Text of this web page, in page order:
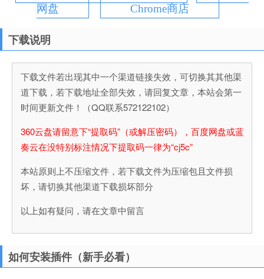
网盘
Chrome商店
下载说明
下载文件若出现其中一个渠道链接失效，可切换其其他渠
道下载，若下载地址全部失效，请回复文章，本站会第一
时间更新文件！（QQ联系572122102）
360云盘请留意下“提取码”（或解压密码），百度网盘或蓝
奏云在没特别标注情况下提取码一律为“cj5c”
本站原则上不压缩文件，若下载文件为压缩包且文件损
坏，请切换其他渠道下载损坏部分
以上如有疑问，请在文章中留言
如何安装插件（新手必看）